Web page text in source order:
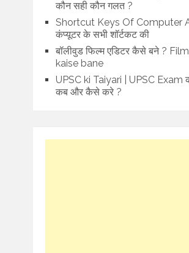
कौन सही कौन गलत ?
Shortcut Keys Of Computer
कंप्यूटर के सभी शॉर्टकट की
बॉलीवुड फिल्म एडिटर कैसे बने ?
kaise bane
UPSC ki Taiyari | UPSC Exam
कब और कैसे करे ?